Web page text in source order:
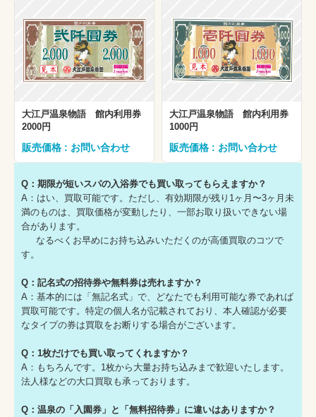
大江戸温泉物語 館内利用券
2000円
販売価格 : お問い合わせ
大江戸温泉物語 館内利用券
1000円
販売価格 : お問い合わせ
Q：期限が短いスパの入浴券でも買い取ってもらえますか？
A：はい、買取可能です。ただし、有効期限が残り1ヶ月〜3ヶ月未
満のものは、買取価格が変動したり、一部お取り扱いできない場
合があります。
なるべくお早めにお持ち込みいただくのが高価買取のコツで
す。
Q：記名式の招待券や無料券は売れますか？
A：基本的には「無記名式」で、どなたでも利用可能な券であれば
買取可能です。特定の個人名が記載されており、本人確認が必要
なタイプの券は買取をお断りする場合がございます。
Q：1枚だけでも買い取ってくれますか？
A：もちろんです。1枚から大量お持ち込みまで歓迎いたします。
法人様などの大口買取も承っております。
Q：温泉の「入園券」と「無料招待券」に違いはありますか？